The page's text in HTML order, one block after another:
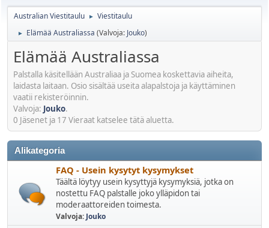
Australian Viestitaulu ► Viestitaulu
► Elämää Australiassa (Valvoja: Jouko)
Elämää Australiassa
Palstalla käsitellään Australiaa ja Suomea koskettavia aiheita,
laidasta laitaan. Osio sisältää useita alapalstoja ja käyttäminen
vaatii rekisteröinnin.
Valvoja: Jouko.
0 Jäsenet ja 17 Vieraat katselee tätä aluetta.
Alikategoria
FAQ - Usein kysytyt kysymykset
Täältä löytyy usein kysyttyjä kysymyksiä, jotka on
nostettu FAQ palstalle joko ylläpidon tai
moderaattoreiden toimesta.
Valvoja: Jouko